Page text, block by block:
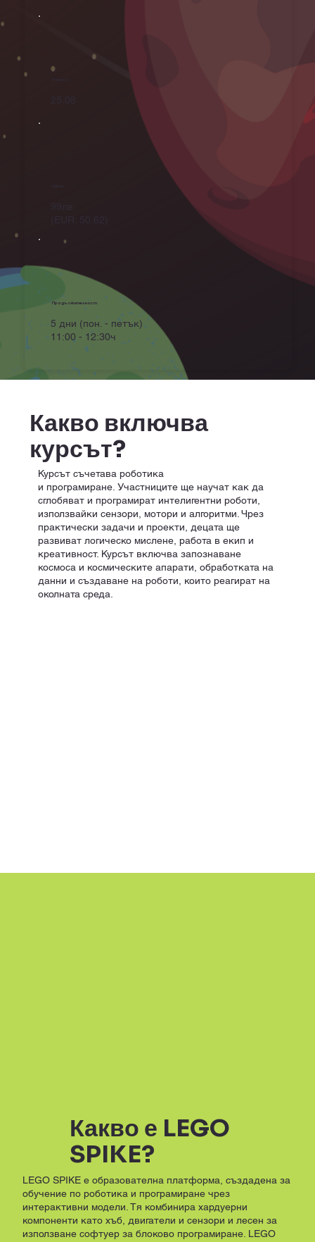
Продължителност
5 дни (пон. - петък)
11:00 - 12:30ч
Какво включва
курсът?
Курсът съчетава роботика
и програмиране. Участниците ще научат как да
сглобяват и програмират интелигентни роботи,
използвайки сензори, мотори и алгоритми. Чрез
практически задачи и проекти, децата ще
развиват логическо мислене, работа в екип и
креативност. Курсът включва запознаване
космоса и космическите апарати, обработката на
данни и създаване на роботи, които реагират на
околната среда.
Какво е LEGO
SPIKE?
LEGO SPIKE е образователна платформа, създадена за
обучение по роботика и програмиране чрез
интерактивни модели. Тя комбинира хардуерни
компоненти като хъб, двигатели и сензори и лесен за
използване софтуер за блоково програмиране. LEGO